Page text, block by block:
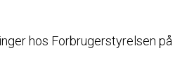
hos Forbrugerstyrelsen på